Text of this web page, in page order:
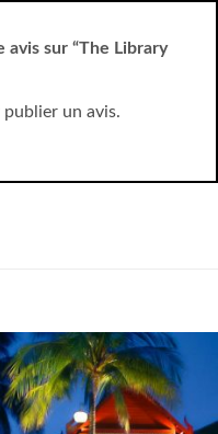
avis sur “The Library
publier un avis.